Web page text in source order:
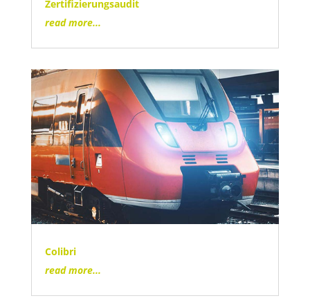
Zertifizierungsaudit
read more...
Colibri
read more...